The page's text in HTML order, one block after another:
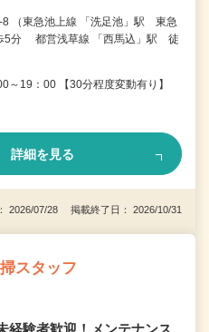
8 （東急池上線 「洗足池」駅 東急
5分 都営浅草線 「西馬込」駅 徒
～19：00 【30分程度変動有り】
詳細を見る
2026/07/28 掲載終了日： 2026/10/31
スタッフ
経験者歓迎！メンテナンス